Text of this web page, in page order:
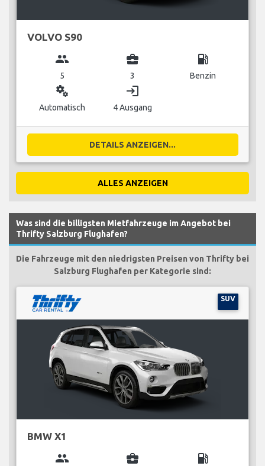
VOLVO S90
group
5
business_center
3
local_gas_station
Benzin
miscellaneous_services
Automatisch
login
4 Ausgang
DETAILS ANZEIGEN...
ALLES ANZEIGEN
Was sind die billigsten Mietfahrzeuge im Angebot bei
Thrifty Salzburg Flughafen?
Die Fahrzeuge mit den niedrigsten Preisen von Thrifty bei
Salzburg Flughafen per Kategorie sind:
SUV
BMW X1
group business_center local_gas_station